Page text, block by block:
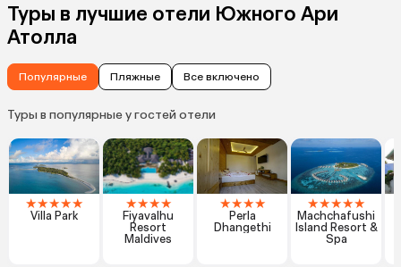
Туры в лучшие отели Южного Ари
Атолла
Популярные Пляжные Все включено
Туры в популярные у гостей отели
★★★★★
Villa Park
★★★★
Fiyavalhu
Resort
Maldives
★★★★
Perla
Dhangethi
★★★★★
Machchafushi
Island Resort &
Spa